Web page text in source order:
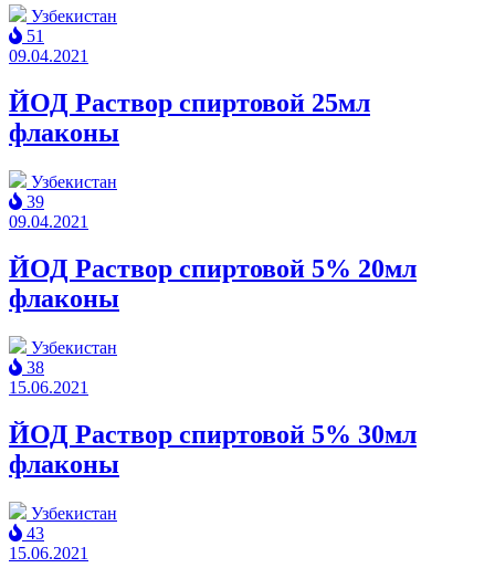
Узбекистан
51
09.04.2021
ЙОД Раствор спиртовой 25мл
флаконы
Узбекистан
39
09.04.2021
ЙОД Раствор спиртовой 5% 20мл
флаконы
Узбекистан
38
15.06.2021
ЙОД Раствор спиртовой 5% 30мл
флаконы
Узбекистан
43
15.06.2021